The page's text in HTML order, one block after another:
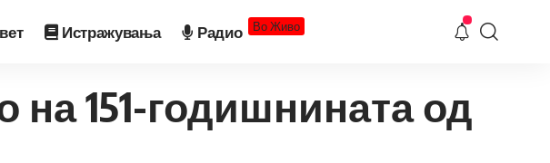
Истражувања Радио Во Живо
151-годишнината од